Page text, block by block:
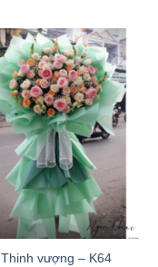
Thinh vượng – K64